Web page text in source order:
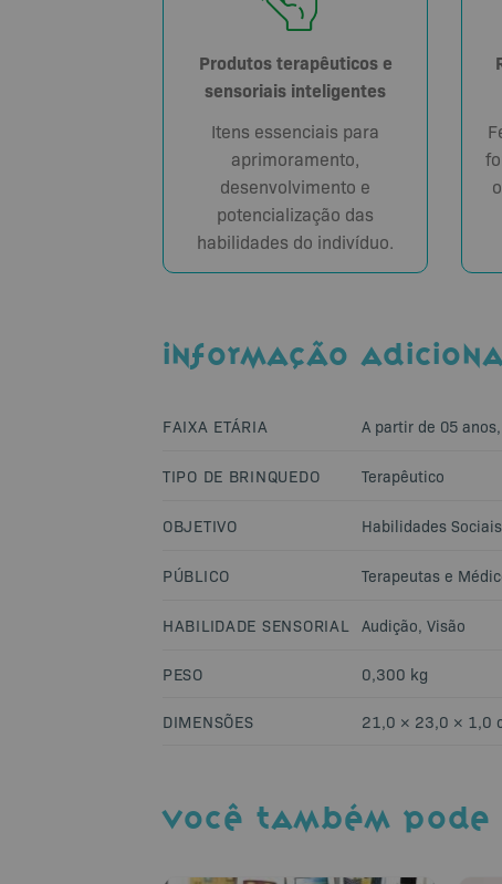
Produtos terapêuticos e
sensoriais inteligentes
Itens essenciais para
aprimoramento,
desenvolvimento e
potencialização das
habilidades do indivíduo.
INFORMAÇÃO
FAIXA ETÁRIA A partir de 05 anos,
TIPO DE BRINQUEDO Terapêutico
OBJETIVO Habilidades Sociais
PÚBLICO Terapeutas e
HABILIDADE SENSORIAL Audição, Visão
PESO 0,300 kg
DIMENSÕES 21,0 × 23,0 × 1,0
VOCÊ TAMBÉM PODE